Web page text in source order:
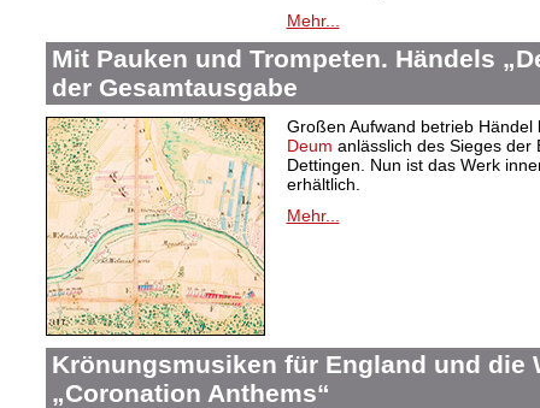
Mehr...
Mit Pauken und Trompeten. Händels
der Gesamtausgabe
Großen Aufwand betrieb
Deum anlässlich des Sieges der
Dettingen. Nun ist das Werk
erhältlich.
Mehr...
Krönungsmusiken für England und die
„Coronation Anthems“